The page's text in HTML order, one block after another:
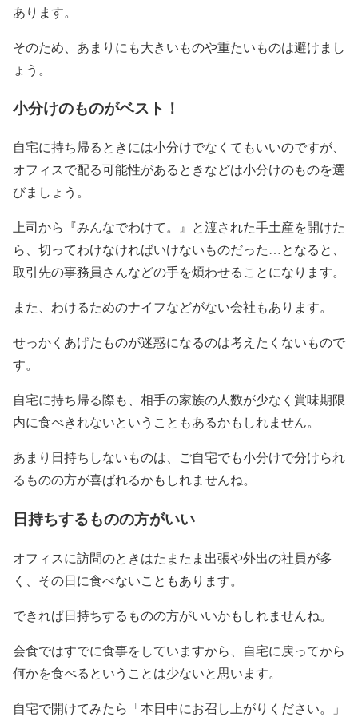
あります。
そのため、あまりにも大きいものや重たいものは避けまし
ょう。
小分けのものがベスト！
自宅に持ち帰るときには小分けでなくてもいいのですが、
オフィスで配る可能性があるときなどは小分けのものを選
びましょう。
上司から『みんなでわけて。』と渡された手土産を開けた
ら、切ってわけなければいけないものだった…となると、
取引先の事務員さんなどの手を煩わせることになります。
また、わけるためのナイフなどがない会社もあります。
せっかくあげたものが迷惑になるのは考えたくないもので
す。
自宅に持ち帰る際も、相手の家族の人数が少なく賞味期限
内に食べきれないということもあるかもしれません。
あまり日持ちしないものは、ご自宅でも小分けで分けられ
るものの方が喜ばれるかもしれませんね。
日持ちするものの方がいい
オフィスに訪問のときはたまたま出張や外出の社員が多
く、その日に食べないこともあります。
できれば日持ちするものの方がいいかもしれませんね。
会食ではすでに食事をしていますから、自宅に戻ってから
何かを食べるということは少ないと思います。
自宅で開けてみたら「本日中にお召し上がりください。」